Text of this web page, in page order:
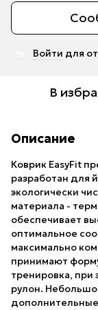
Войти для
В
Описание
Коврик EasyFit
разработан для
экологически
материала -
обеспечивает
оптимальное
максимально
принимают
тренировка, при
рулон.